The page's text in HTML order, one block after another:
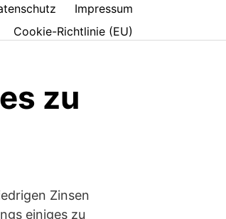
Impressum
Cookie-Richtlinie (EU)
zu
Zinsen
einiges zu